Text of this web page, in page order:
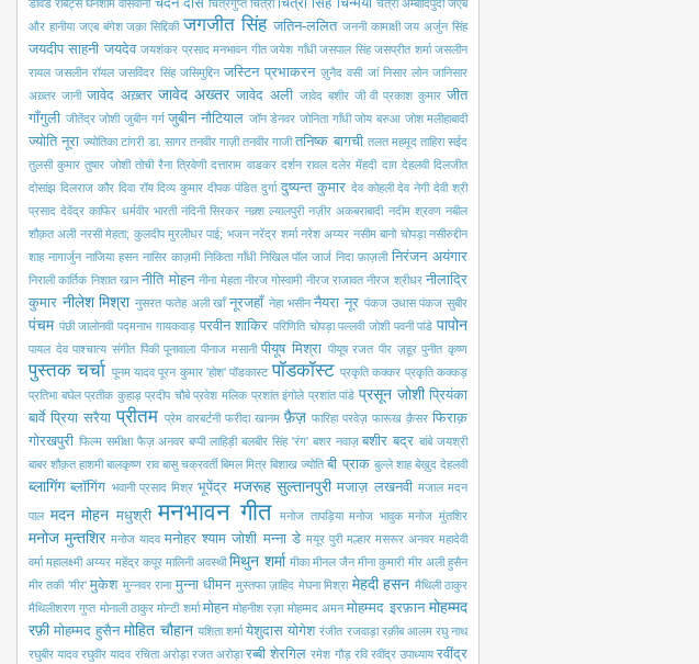
डेविड राबर्ट्स घनशाम वासवानी चंदन दास चित्रगुप्त चित्रा चित्रा सिंह चिन्मयी चैत्रा अम्बादिपुदी जएब
और हानीया जएब बंगेश जक़ा सिद्दिकी जगजीत सिंह जतिन-ललित जननी कामाक्षी जय अर्जुन सिंह
जयदीप साहनी जयदेव जयशंकर प्रसाद मनभावन गीत जयेश गाँधी जसपाल सिंह जसप्रीत शर्मा जसलीन
रायल जसलीन रॉयल जसविंदर सिंह जसिमुद्दिन जस्टिन प्रभाकरन ज़ुनैद वसी जां निसार लोन जानिसार
अख़्तर जानी जावेद अख़्तर जावेद अख्तर जावेद अली जावेद बशीर जी वी प्रकाश कुमार जीत
गाँगुली जीतेंद्र जोशी जुबीन गर्ग जुबीन नौटियाल जॉन डेनवर जोनिता गाँधी जोय बरुआ जोश मलीहाबादी
ज्योति नूरा ज्योतिका टांगरी डा. सागर तनवीर गाज़ी तनवीर गाजी तनिष्क बागची तलत महमूद ताहिरा सईद
तुलसी कुमार तुषार जोशी तोची रैना त्रिवेणी दत्ताराम वाडकर दर्शन रावल दलेर मेंहदी दाग़ देहलवी दिलजीत
दोसांझ दिलराज कौर दिवा रॉय दिव्य कुमार दीपक पंडित दुर्गा दुष्यन्त कुमार देव कोहली देव नेगी देवी श्री
प्रसाद देवेंद्र काफिर धर्मवीर भारती नंदिनी सिरकर नक़्श ल्यालपुरी नज़ीर अकबराबादी नदीम श्रवण नबील
शौक़त अली नरसी मेहता; कुलदीप मुरलीधर पाई; भजन नरेंद्र शर्मा नरेश अय्यर नसीम बानो चोपड़ा नसीरुद्दीन
शाह नागार्जुन नाजिया हसन नासिर काज़मी निकिता गाँधी निखिल पॉल जार्ज निदा फ़ाज़ली निरंजन अयंगार
निराली कार्तिक निशात खान नीति मोहन नीना मेहता नीरज गोस्वामी नीरज राजावत नीरज श्रीधर नीलाद्रि
कुमार नीलेश मिश्रा नुसरत फतेह अली खाँ नूरजहाँ नेहा भसीन नैयरा नूर पंकज उधास पंकज सुबीर
पंचम पंछी जालोनवी पद्मनाभ गायकवाड़ परवीन शाकिर परिणिति चोपड़ा पल्लवी जोशी पवनी पांडे पापोन
पायल देव पाश्चात्य संगीत पिंकी पूनावाला पीनाज मसानी पीयूष मिश्रा पीयूष रजत पीर ज़हूर पुनीत कृष्ण
पुस्तक चर्चा पूनम यादव पूरन कुमार 'होश' पॉडकास्ट पॉडकॉस्ट प्रकृति कक्कर प्रकृति कक्कड़
प्रतिभा बघेल प्रतीक कुहाड़ प्रदीप चौबे प्रवेश मलिक प्रशांत इंगोले प्रशांत पांडे प्रसून जोशी प्रियंका
बार्वे प्रिया सरैया प्रीतम प्रेम वारबर्टनी फरीदा खानम फ़ैज़ फारिहा परवेज़ फारूख क़ैसर फिराक़
गोरखपुरी फिल्म समीक्षा फैज़ अनवर बप्पी लाहिड़ी बलबीर सिंह 'रंग' बशर नवाज़ बशीर बद्र बांबे जयश्री
बाबर शौक़त हाशमी बालकृष्ण राव बासु चक्रवर्ती बिमल मित्र बिशाख ज्योति बी प्राक बुल्ले शाह बेख़ुद देहलवी
ब्लागिंग ब्लॉगिंग भवानी प्रसाद मिश्र भूपेंद्र मजरूह सुल्तानपुरी मजाज़ लखनवी मजाल मदन
पाल मदन मोहन मधुश्री मनभावन गीत मनोज तापड़िया मनोज भावुक मनोज मुंतशिर
मनोज मुन्तशिर मनोज यादव मनोहर श्याम जोशी मन्ना डे मयूर पुरी मल्हार मसरूर अनवर महादेवी
वर्मा महालक्ष्मी अय्यर महेंद्र कपूर मालिनी अवस्थी मिथुन शर्मा मीका मीनल जैन मीना कुमारी मीर अली हुसैन
मीर तकी 'मीर' मुकेश मुन्नवर राना मुन्ना धीमन मुस्तफा ज़ाहिद मेघना मिश्रा मेहदी हसन मैथिली ठाकुर
मैथिलीशरण गुप्त मोनाली ठाकुर मोन्टी शर्मा मोहन मोहनीश रज़ा मोहम्मद अमन मोहम्मद इरफ़ान मोहम्मद
रफ़ी मोहम्मद हुसैन मोहित चौहान यशिता शर्मा येशुदास योगेश रंजीत रजवाड़ा रक़ीब आलम रघु नाथ
रघुबीर यादव रघुवीर यादव रचिता अरोड़ा रजत अरोड़ा रब्बी शेरगिल रमेश गौड़ रवि रवींद्र उपाध्याय रवींद्र